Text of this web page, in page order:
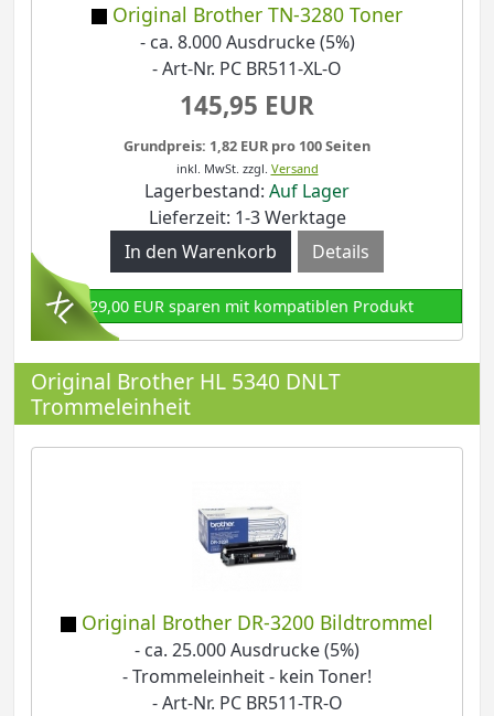
Original Brother TN-3280 Toner
- ca. 8.000 Ausdrucke (5%)
- Art-Nr. PC BR511-XL-O
145,95 EUR
Grundpreis: 1,82 EUR pro 100 Seiten
inkl. MwSt. zzgl. Versand
Lagerbestand: Auf Lager
Lieferzeit: 1-3 Werktage
Details
129,00 EUR sparen mit kompatiblen Produkt
Original Brother HL 5340 DNLT
Trommeleinheit
Original Brother DR-3200 Bildtrommel
- ca. 25.000 Ausdrucke (5%)
- Trommeleinheit - kein Toner!
- Art-Nr. PC BR511-TR-O